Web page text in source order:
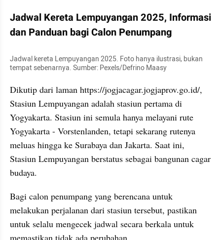
Jadwal Kereta Lempuyangan 2025, Informasi
dan Panduan bagi Calon Penumpang
Jadwal kereta Lempuyangan 2025. Foto hanya ilustrasi, bukan
tempat sebenarnya. Sumber: Pexels/Defrino Maasy
Dikutip dari laman https://jogjacagar.jogjaprov.go.id/,
Stasiun Lempuyangan adalah stasiun pertama di
Yogyakarta. Stasiun ini semula hanya melayani rute
Yogyakarta - Vorstenlanden, tetapi sekarang rutenya
meluas hingga ke Surabaya dan Jakarta. Saat ini,
Stasiun Lempuyangan berstatus sebagai bangunan cagar
budaya.
Bagi calon penumpang yang berencana untuk
melakukan perjalanan dari stasiun tersebut, pastikan
untuk selalu mengecek jadwal secara berkala untuk
memastikan tidak ada perubahan.